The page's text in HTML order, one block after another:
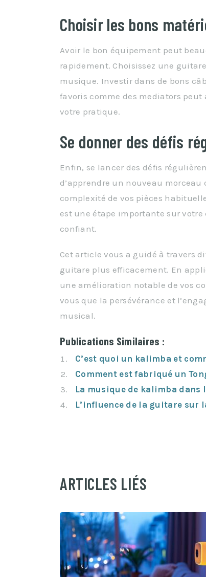
Choisir les bons
Avoir le bon équipement peut
rapidement. Choisissez une
musique. Investir dans de bons
favoris comme des mediators
votre pratique.
Se donner des défis
Enfin, se lancer des défis
d’apprendre un nouveau
complexité de vos pièces
est une étape importante sur
confiant.
Cet article vous a guidé à travers
guitare plus efficacement. En
une amélioration notable de vos
vous que la persévérance et
musical.
Publications Similaires :
C’est quoi un kalimba et
Comment est fabriqué un
La musique de kalimba dans
L’influence de la guitare
ARTICLES LIÉS